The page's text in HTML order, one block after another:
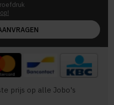
prijs op alle Jobo's